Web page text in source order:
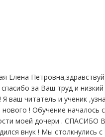
Елена
за Ваш труд и
Я ваш читатель и ученик
! Обучение началось с
моей дочери . CПАСИБО
внук ! Мы столкнулись с